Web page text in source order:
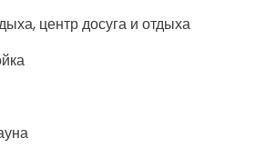
центр досуга и отдыха